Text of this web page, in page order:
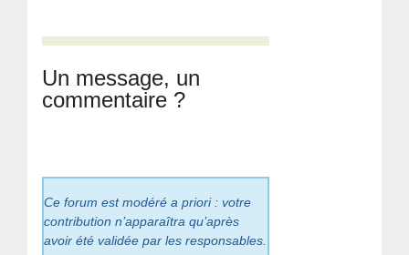
Un message, un
commentaire ?
Ce forum est modéré a priori : votre
contribution n’apparaîtra qu’après
avoir été validée par les responsables.